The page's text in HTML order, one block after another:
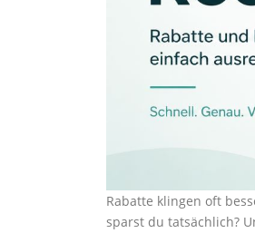
Rabatte klingen oft
sparst du tatsächlich?